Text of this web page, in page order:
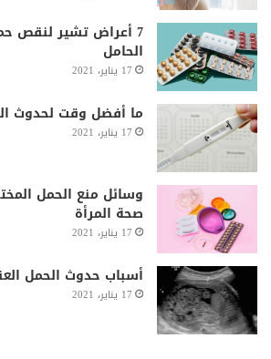
7 أعراض تشير لنقص
الحامل
17 يناير، 2021
ما أفضل وقت لحدوث
17 يناير، 2021
وسائل منع الحمل
صحة المرأة
17 يناير، 2021
أسباب حدوث الحمل
17 يناير، 2021